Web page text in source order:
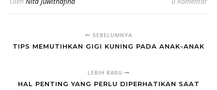
SEBELUMNYA
TIPS MEMUTIHKAN GIGI KUNING PADA ANAK-ANAK
LEBIH BARU
HAL PENTING YANG PERLU DIPERHATIKAN SAAT